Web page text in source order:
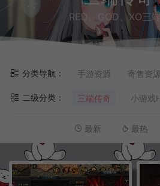
RED、GOD、XO三
分类导航： 手游资源 寄售资源
二级分类： 三端传奇 小游戏
最新 最热